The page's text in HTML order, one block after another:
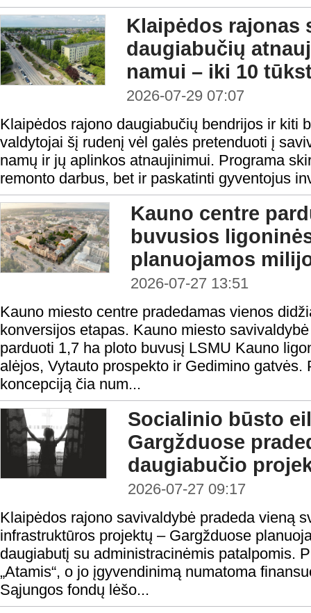
Klaipėdos rajonas
daugiabučių
namui – iki 10
2026-07-29 07:07
Klaipėdos rajono daugiabučių bendrijos ir kiti
valdytojai šį rudenį vėl galės pretenduoti į
namų ir jų aplinkos atnaujinimui. Programa
remonto darbus, bet ir paskatinti gyventojus
Kauno centre
buvusios
planuojamos
2026-07-27 13:51
Kauno miesto centre pradedamas vienos
konversijos etapas. Kauno miesto
parduoti 1,7 ha ploto buvusį LSMU Kauno
alėjos, Vytauto prospekto ir Gedimino gatvės.
koncepciją čia num...
Socialinio būsto
Gargžduose
daugiabučio
2026-07-27 09:17
Klaipėdos rajono savivaldybė pradeda vieną
infrastruktūros projektų – Gargžduose
daugiabutį su administracinėmis patalpomis.
„Atamis“, o jo įgyvendinimą numatoma
Sąjungos fondų lėšo...